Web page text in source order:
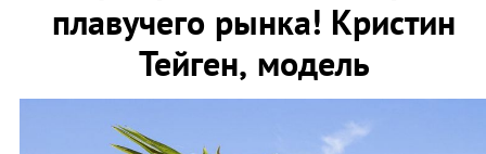
плавучего рынка! Кристин
Тейген, модель